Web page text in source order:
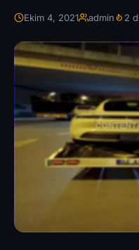
Ekim 4, 2021 admin 2